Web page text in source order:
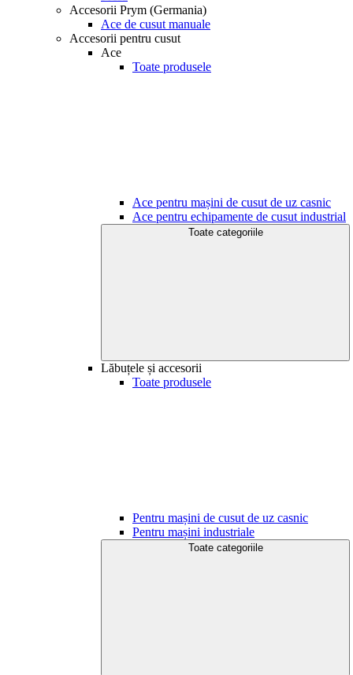
Accesorii Prym (Germania)
Ace de cusut manuale
Accesorii pentru cusut
Ace
Toate produsele
Ace pentru mașini de cusut de uz casnic
Ace pentru echipamente de cusut industrial
Toate categoriile
Lăbuțele și accesorii
Toate produsele
Pentru mașini de cusut de uz casnic
Pentru mașini industriale
Toate categoriile